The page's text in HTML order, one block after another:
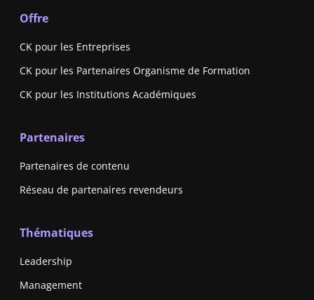
Offre
CK pour les Entreprises
CK pour les Partenaires Organisme de Formation
CK pour les Institutions Académiques
Partenaires
Partenaires de contenu
Réseau de partenaires revendeurs
Thématiques
Leadership
Management